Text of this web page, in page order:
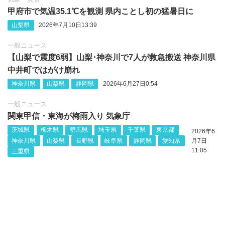
甲府市で気温35.1℃を観測 県内ことし初の猛暑日に
山梨県 2026年7月10日13:39
一般ニュース
【山梨で震度6弱】山梨‪･神奈川で7人が救急搬送 神奈川県
中井町ではがけ崩れ
神奈川県 山梨県 静岡県 2026年6月27日0:54
一般ニュース
関東甲信・東海が梅雨入り 気象庁
茨城県 栃木県 群馬県 埼玉県 千葉県
東京都
神奈川県
山梨県 長野県 岐阜県 静岡県
愛知県
三重県
2026年6
月7日
11:05